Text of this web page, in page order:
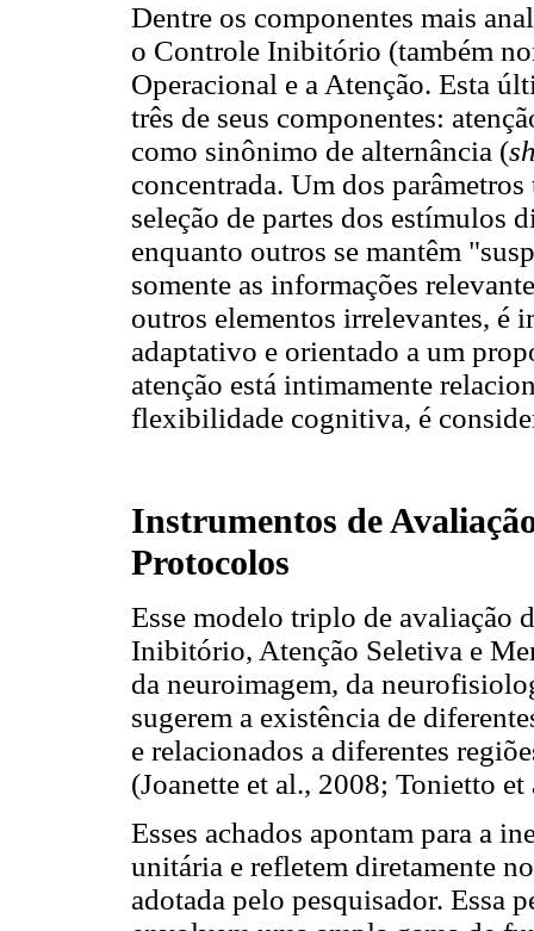
Dentre os componentes mais
o Controle Inibitório (também
Operacional e a Atenção. Esta
três de seus componentes:
como sinônimo de alternância (
concentrada. Um dos
seleção de partes dos estímulos
enquanto outros se mantêm
somente as informações
outros elementos irrelevantes, é
adaptativo e orientado a um
atenção está intimamente
flexibilidade cognitiva, é
Instrumentos de
Protocolos
Esse modelo triplo de avaliação
Inibitório, Atenção Seletiva e
da neuroimagem, da
sugerem a existência de
e relacionados a diferentes
(Joanette et al., 2008; Tonietto et
Esses achados apontam para a
unitária e refletem diretamente
adotada pelo pesquisador. Essa